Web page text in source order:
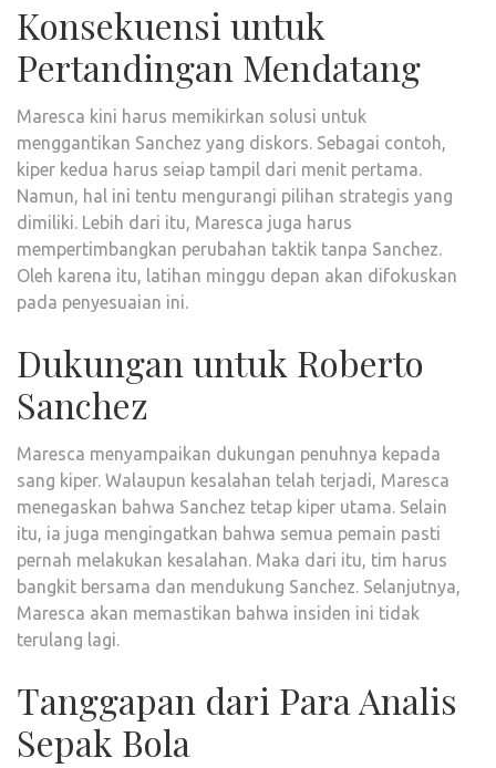
Konsekuensi untuk
Pertandingan Mendatang
Maresca kini harus memikirkan solusi untuk
menggantikan Sanchez yang diskors. Sebagai contoh,
kiper kedua harus seiap tampil dari menit pertama.
Namun, hal ini tentu mengurangi pilihan strategis yang
dimiliki. Lebih dari itu, Maresca juga harus
mempertimbangkan perubahan taktik tanpa Sanchez.
Oleh karena itu, latihan minggu depan akan difokuskan
pada penyesuaian ini.
Dukungan untuk Roberto
Sanchez
Maresca menyampaikan dukungan penuhnya kepada
sang kiper. Walaupun kesalahan telah terjadi, Maresca
menegaskan bahwa Sanchez tetap kiper utama. Selain
itu, ia juga mengingatkan bahwa semua pemain pasti
pernah melakukan kesalahan. Maka dari itu, tim harus
bangkit bersama dan mendukung Sanchez. Selanjutnya,
Maresca akan memastikan bahwa insiden ini tidak
terulang lagi.
Tanggapan dari Para Analis
Sepak Bola